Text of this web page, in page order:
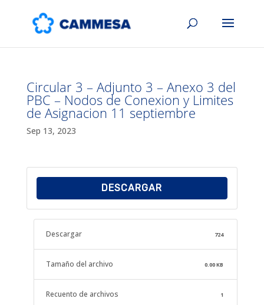
Circular 3 – Adjunto 3 – Anexo 3 del
PBC – Nodos de Conexion y Limites
de Asignacion 11 septiembre
Sep 13, 2023
DESCARGAR
Descargar 724
Tamaño del archivo 0.00 KB
Recuento de archivos 1